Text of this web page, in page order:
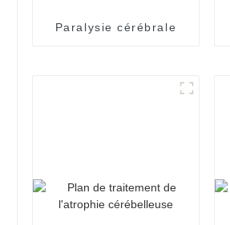
Paralysie cérébrale